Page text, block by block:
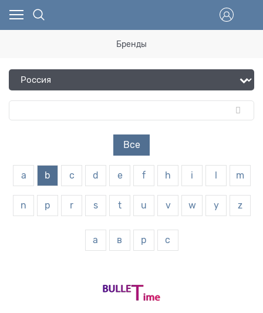
Бренды
Все
a b c d e f h i m
n p r s t u v w y z
а в р с